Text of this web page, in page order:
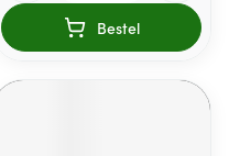
Bestel